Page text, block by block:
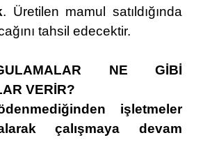
. Üretilen mamul satıldığında
tahsil edecektir.
NE GİBİ
VERİR?
işletmeler
çalışmaya devam